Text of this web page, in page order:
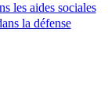
les aides sociales
la défense